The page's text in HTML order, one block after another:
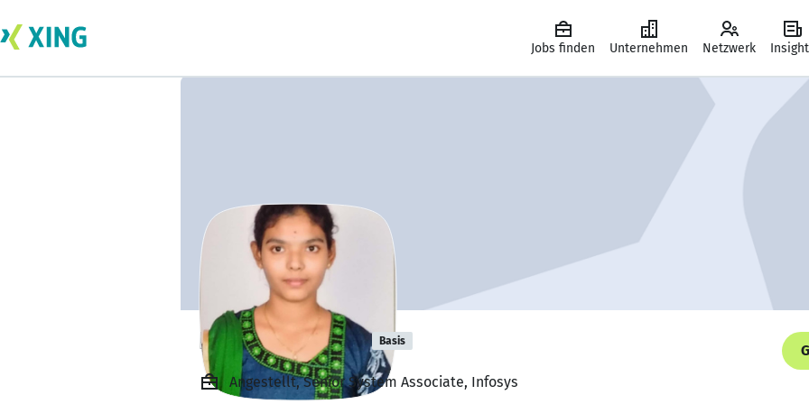
Jobs finden Unternehmen Netzwerk
Pithani Ramya Basis
Angestellt, Senior System Associate, Infosys